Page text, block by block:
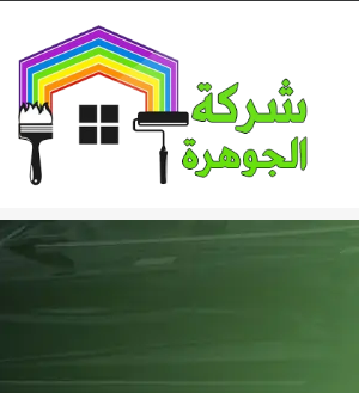
content